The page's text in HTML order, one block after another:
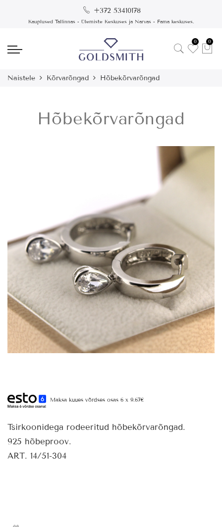
+372 53410178
Kauplused Tallinnas - Ülemiste Keskuses ja Narvas - Fama keskuses.
0 0
Naistele Kõrvarõngad Hõbekõrvarõngad
Hõbekõrvarõngad
Maksa kuues võrdses osas 6 x 9.67€
Tsirkoonidega rodeeritud hõbekõrvarõngad.
925 hõbeproov.
ART. 14/51-304